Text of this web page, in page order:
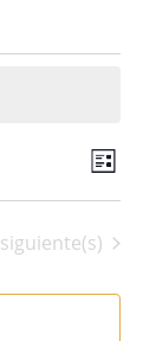
de
de
de
Lista
Eventos
siguiente(s)